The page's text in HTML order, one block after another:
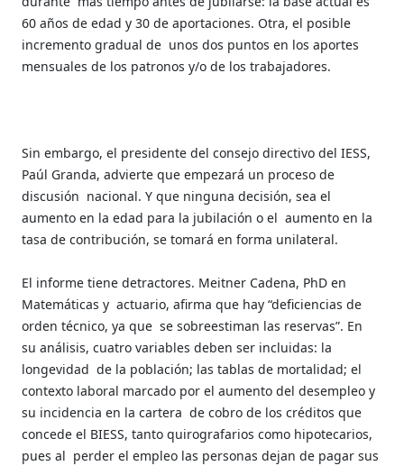
60 años de edad y 30 de aportaciones. Otra, el posible
incremento gradual de unos dos puntos en los aportes
mensuales de los patronos y/o de los trabajadores.
Sin embargo, el presidente del consejo directivo del IESS,
Paúl Granda, advierte que empezará un proceso de
discusión nacional. Y que ninguna decisión, sea el
aumento en la edad para la jubilación o el aumento en la
tasa de contribución, se tomará en forma unilateral.
El informe tiene detractores. Meitner Cadena, PhD en
Matemáticas y actuario, afirma que hay “deficiencias de
orden técnico, ya que se sobreestiman las reservas”. En
su análisis, cuatro variables deben ser incluidas: la
longevidad de la población; las tablas de mortalidad; el
contexto laboral marcado por el aumento del desempleo y
su incidencia en la cartera de cobro de los créditos que
concede el BIESS, tanto quirografarios como hipotecarios,
pues al perder el empleo las personas dejan de pagar sus